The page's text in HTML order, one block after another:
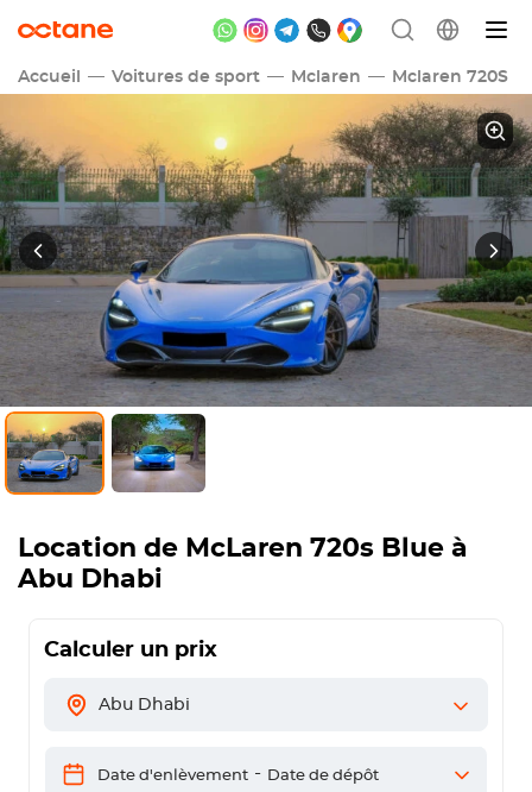
Accueil Voitures de sport Mclaren Mclaren 720S
Location de McLaren 720s Blue à
Abu Dhabi
Calculer un prix
Abu Dhabi
Date d'enlèvement - Date de dépôt